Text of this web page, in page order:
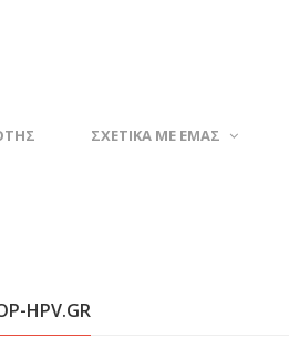
ΣΧΕΤΙΚΑ ΜΕ ΕΜΑΣ
HPV.GR